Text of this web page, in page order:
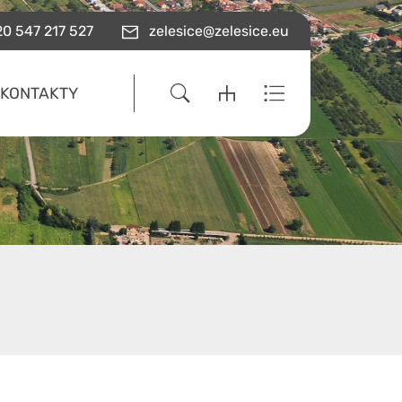
547 217 527 zelesice@zelesice.eu
KONTAKTY